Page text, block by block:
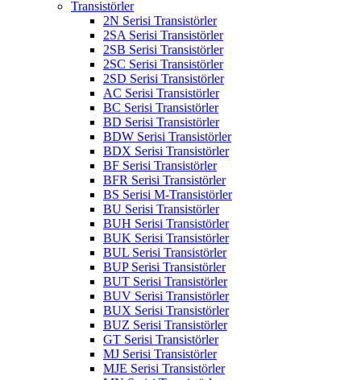
Transistörler
2N Serisi Transistörler
2SA Serisi Transistörler
2SB Serisi Transistörler
2SC Serisi Transistörler
2SD Serisi Transistörler
AC Serisi Transistörler
BC Serisi Transistörler
BD Serisi Transistörler
BDW Serisi Transistörler
BDX Serisi Transistörler
BF Serisi Transistörler
BFR Serisi Transistörler
BS Serisi M-Transistörler
BU Serisi Transistörler
BUH Serisi Transistörler
BUK Serisi Transistörler
BUL Serisi Transistörler
BUP Serisi Transistörler
BUT Serisi Transistörler
BUV Serisi Transistörler
BUX Serisi Transistörler
BUZ Serisi Transistörler
GT Serisi Transistörler
MJ Serisi Transistörler
MJE Serisi Transistörler